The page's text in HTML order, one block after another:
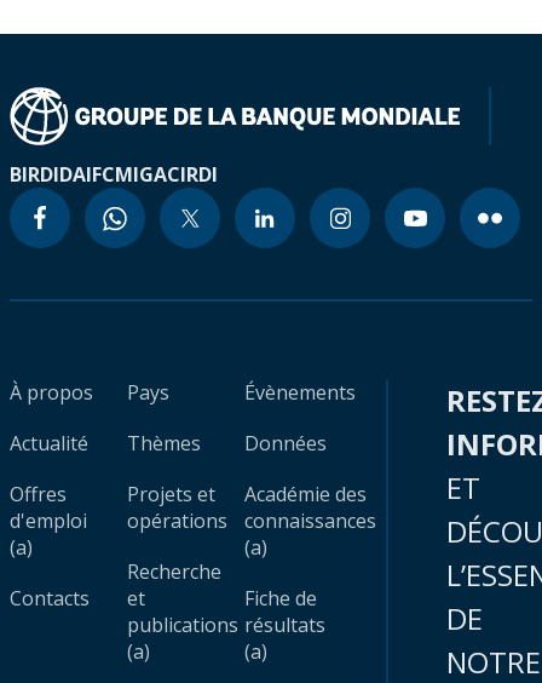
BIRDIDAIFCMIGACIRDI
À propos
Actualité
Offres
d'emploi
(a)
Contacts
Pays
Thèmes
Projets et
opérations
Recherche
et
publications
(a)
Évènements
Données
Académie des
connaissances
(a)
Fiche de
résultats
(a)
ET
DE
NOTRE